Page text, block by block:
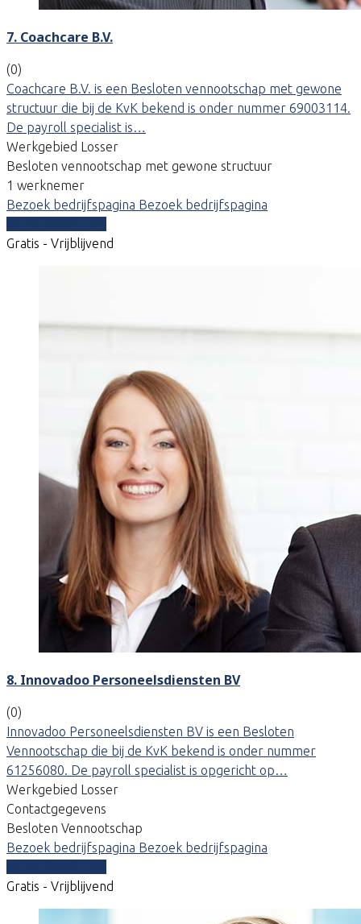
7. Coachcare B.V.
(0)
Coachcare B.V. is een Besloten vennootschap met gewone
structuur die bij de KvK bekend is onder nummer 69003114.
De payroll specialist is…
Werkgebied Losser
Besloten vennootschap met gewone structuur
1 werknemer
Bezoek bedrijfspagina Bezoek bedrijfspagina
Gratis - Vrijblijvend
8. Innovadoo Personeelsdiensten BV
(0)
Innovadoo Personeelsdiensten BV is een Besloten
Vennootschap die bij de KvK bekend is onder nummer
61256080. De payroll specialist is opgericht op…
Werkgebied Losser
Contactgegevens
Besloten Vennootschap
Bezoek bedrijfspagina Bezoek bedrijfspagina
Gratis - Vrijblijvend